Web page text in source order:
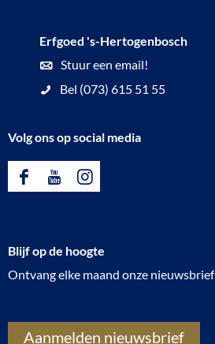
Erfgoed 's-Hertogenbosch
Stuur een email!
Bel (073) 615 51 55
Volg ons op social media
F
e
b
o
Y
T
u
I
t
a
Blijf op de hoogte
Ontvang elke maand onze nieuwsbrief
Aanmelden nieuwsbrief